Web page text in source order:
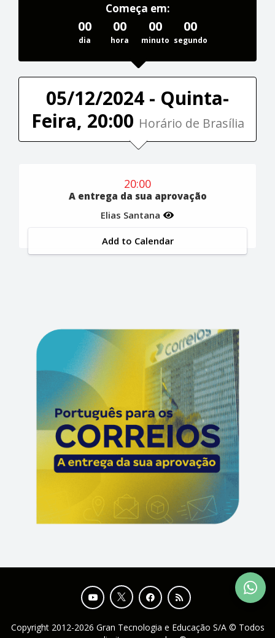
Começa em:
00
dia
00
hora
00
minuto
00
segundo
05/12/2024 - Quinta-
Feira, 20:00 Horário de Brasília
20:00
A entrega da sua aprovação
Elias Santana
Add to Calendar
Copyright 2012-2026 Gran Tecnologia e Educação S/A © Todos